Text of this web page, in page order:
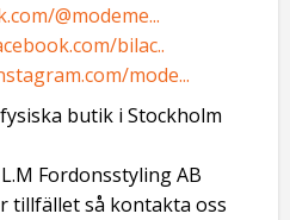
@modeme...
bilac..
mode...
butik i Stockholm
Fordonsstyling AB
tillfället så kontakta oss